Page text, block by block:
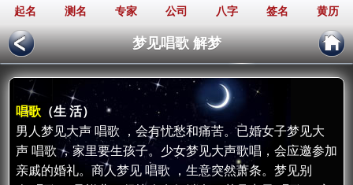
起名 测名 专家 公司 八字 签名 黄历
梦见唱歌 解梦
唱歌 （生 活）
男人梦见大声 唱歌 ，会有忧愁和痛苦。已婚女子梦见大
声 唱歌 ，家里要生孩子。少女梦见大声歌唱，会应邀参加
亲戚的婚礼。商人梦见 唱歌 ，生意突然萧条。梦见别